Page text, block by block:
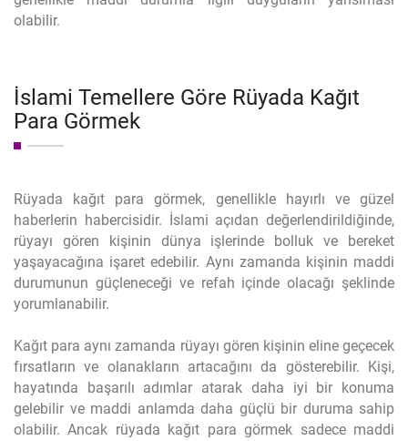
olabilir.
İslami Temellere Göre Rüyada Kağıt
Para Görmek
Rüyada kağıt para görmek, genellikle hayırlı ve güzel
haberlerin habercisidir. İslami açıdan değerlendirildiğinde,
rüyayı gören kişinin dünya işlerinde bolluk ve bereket
yaşayacağına işaret edebilir. Aynı zamanda kişinin maddi
durumunun güçleneceği ve refah içinde olacağı şeklinde
yorumlanabilir.
Kağıt para aynı zamanda rüyayı gören kişinin eline geçecek
fırsatların ve olanakların artacağını da gösterebilir. Kişi,
hayatında başarılı adımlar atarak daha iyi bir konuma
gelebilir ve maddi anlamda daha güçlü bir duruma sahip
olabilir. Ancak rüyada kağıt para görmek sadece maddi